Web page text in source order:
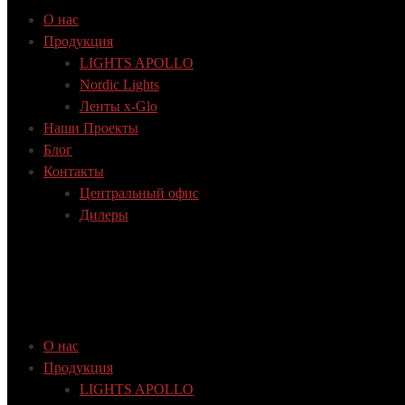
О нас
Продукция
LIGHTS APOLLO
Nordic Lights
Ленты x-Glo
Наши Проекты
Блог
Контакты
Центральный офис
Дилеры
О нас
Продукция
LIGHTS APOLLO